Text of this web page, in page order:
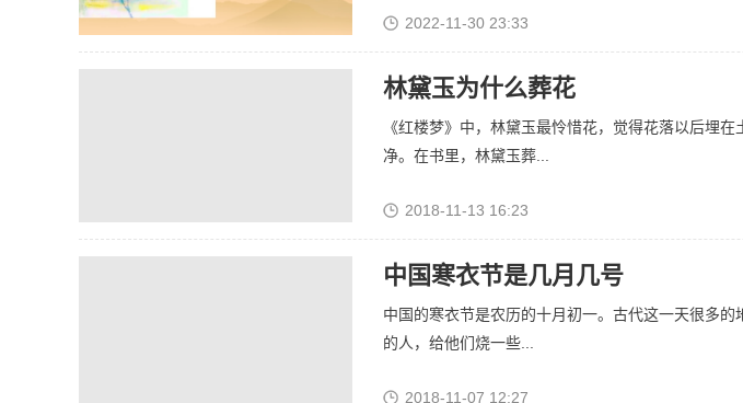
2022-11-30 23:33
林黛玉为什么葬花
《红楼梦》中，林黛玉最怜惜花，觉得花落以后埋
净。在书里，林黛玉葬...
2018-11-13 16:23
中国寒衣节是几月几号
中国的寒衣节是农历的十月初一。古代这一天很多
的人，给他们烧一些...
2018-11-07 12:27